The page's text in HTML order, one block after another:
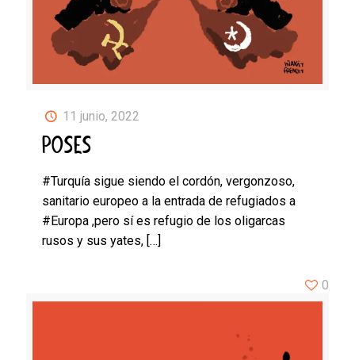
11 junio, 2022
POSES
#Turquía sigue siendo el cordón, vergonzoso,
sanitario europeo a la entrada de refugiados a
#Europa ,pero sí es refugio de los oligarcas
rusos y sus yates, […]
0